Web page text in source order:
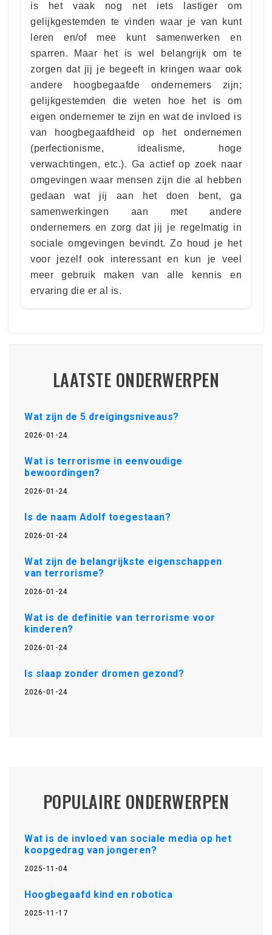
is het vaak nog net iets lastiger om
gelijkgestemden te vinden waar je van kunt
leren en/of mee kunt samenwerken en
sparren. Maar het is wel belangrijk om te
zorgen dat jij je begeeft in kringen waar ook
andere hoogbegaafde ondernemers zijn;
gelijkgestemden die weten hoe het is om
eigen ondernemer te zijn en wat de invloed is
van hoogbegaafdheid op het ondernemen
(perfectionisme, idealisme, hoge
verwachtingen, etc.). Ga actief op zoek naar
omgevingen waar mensen zijn die al hebben
gedaan wat jij aan het doen bent, ga
samenwerkingen aan met andere
ondernemers en zorg dat jij je regelmatig in
sociale omgevingen bevindt. Zo houd je het
voor jezelf ook interessant en kun je veel
meer gebruik maken van alle kennis en
ervaring die er al is.
LAATSTE ONDERWERPEN
Wat zijn de 5 dreigingsniveaus?
2026-01-24
Wat is terrorisme in eenvoudige
bewoordingen?
2026-01-24
Is de naam Adolf toegestaan?
2026-01-24
Wat zijn de belangrijkste eigenschappen
van terrorisme?
2026-01-24
Wat is de definitie van terrorisme voor
kinderen?
2026-01-24
Is slaap zonder dromen gezond?
2026-01-24
POPULAIRE ONDERWERPEN
Wat is de invloed van sociale media op het
koopgedrag van jongeren?
2025-11-04
Hoogbegaafd kind en robotica
2025-11-17